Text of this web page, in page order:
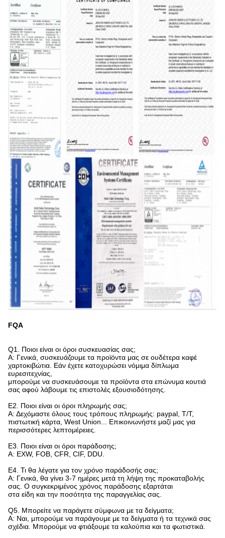
FQA
Q1. Ποιοι είναι οι όροι συσκευασίας σας;
Α: Γενικά, συσκευάζουμε τα προϊόντα μας σε ουδέτερα καφέ
χαρτοκιβώτια. Εάν έχετε κατοχυρώσει νόμιμα δίπλωμα
ευρεσιτεχνίας,
μπορούμε να συσκευάσουμε τα προϊόντα στα επώνυμα κουτιά
σας αφού λάβουμε τις επιστολές εξουσιοδότησης.
Ε2. Ποιοι είναι οι όροι πληρωμής σας;
Α: Δεχόμαστε όλους τους τρόπους πληρωμής: paypal, T/T,
πιστωτική κάρτα, West Union... Επικοινωνήστε μαζί μας για
περισσότερες λεπτομέρειες.
Ε3. Ποιοι είναι οι όροι παράδοσης;
A: EXW, FOB, CFR, CIF, DDU.
Ε4. Τι θα λέγατε για τον χρόνο παράδοσής σας;
Α: Γενικά, θα γίνει 3-7 ημέρες μετά τη λήψη της προκαταβολής
σας. Ο συγκεκριμένος χρόνος παράδοσης εξαρτάται
στα είδη και την ποσότητα της παραγγελίας σας.
Q5. Μπορείτε να παράγετε σύμφωνα με τα δείγματα;
Α: Ναι, μπορούμε να παράγουμε με τα δείγματα ή τα τεχνικά σας
σχέδια. Μπορούμε να φτιάξουμε τα καλούπια και τα φωτιστικά.